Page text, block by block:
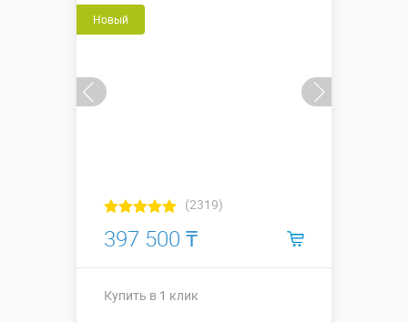
Новый
(2319)
397 500 ₸
Купить в 1 клик